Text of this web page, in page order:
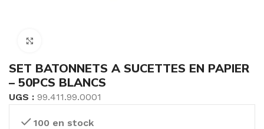
SET BATONNETS A SUCETTES EN PAPIER
– 50PCS BLANCS
UGS : 99.411.99.0001
100 en stock